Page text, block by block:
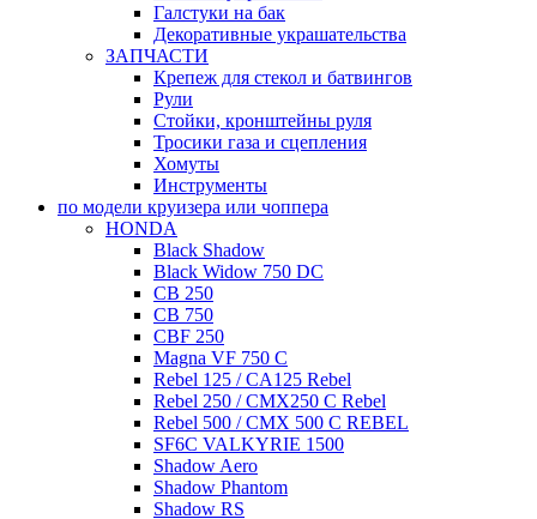
Галстуки на бак
Декоративные украшательства
ЗАПЧАСТИ
Крепеж для стекол и батвингов
Рули
Стойки, кронштейны руля
Тросики газа и сцепления
Хомуты
Инструменты
по модели круизера или чоппера
HONDA
Black Shadow
Black Widow 750 DC
CB 250
CB 750
CBF 250
Magna VF 750 C
Rebel 125 / CA125 Rebel
Rebel 250 / CMX250 C Rebel
Rebel 500 / CMX 500 C REBEL
SF6C VALKYRIE 1500
Shadow Aero
Shadow Phantom
Shadow RS